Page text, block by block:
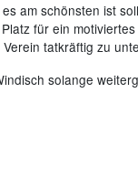
am schönsten ist
für ein
tatkräftig zu
solange